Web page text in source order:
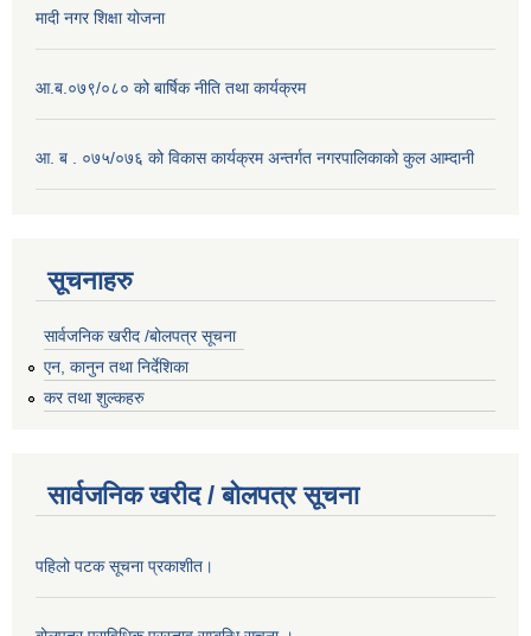
मादी नगर शिक्षा योजना
आ.ब.०७९/०८० को बार्षिक नीति तथा कार्यक्रम
आ. ब . ०७५/०७६ को विकास कार्यक्रम अन्तर्गत नगरपालिकाको कुल आम्दानी
सूचनाहरु
सार्वजनिक खरीद /बोलपत्र सूचना
एन, कानुन तथा निर्देशिका
कर तथा शुल्कहरु
सार्वजनिक खरीद / बोलपत्र सूचना
पहिलो पटक सूचना प्रकाशीत।